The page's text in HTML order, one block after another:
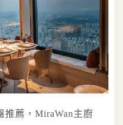
推薦，MiraWan主廚